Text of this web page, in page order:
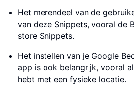
Het merendeel van de
van deze Snippets, vooral de
store Snippets.
Het instellen van je Google
app is ook belangrijk, vooral
hebt met een fysieke locatie.